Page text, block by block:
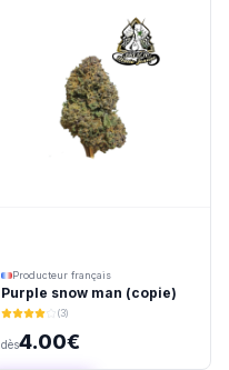
Producteur français
Purple snow man (copie)
(3)
dès4.00€